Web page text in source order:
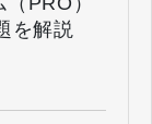
を解説